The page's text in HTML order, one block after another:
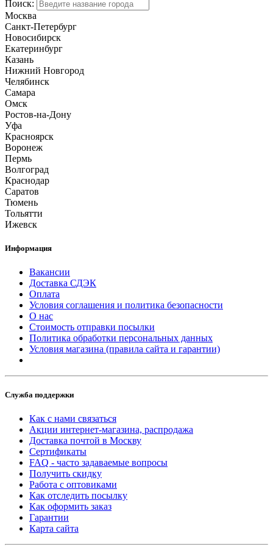
Поиск:
Москва
Санкт-Петербург
Новосибирск
Екатеринбург
Казань
Нижний Новгород
Челябинск
Самара
Омск
Ростов-на-Дону
Уфа
Красноярск
Воронеж
Пермь
Волгоград
Краснодар
Саратов
Тюмень
Тольятти
Ижевск
Информация
Вакансии
Доставка СДЭК
Оплата
Условия соглашения и политика безопасности
О нас
Стоимость отправки посылки
Политика обработки персональных данных
Условия магазина (правила сайта и гарантии)
Служба поддержки
Как с нами связаться
Акции интернет-магазина, распродажа
Доставка почтой в Москву
Сертификаты
FAQ - часто задаваемые вопросы
Получить скидку
Работа с оптовиками
Как отследить посылку
Как оформить заказ
Гарантии
Карта сайта